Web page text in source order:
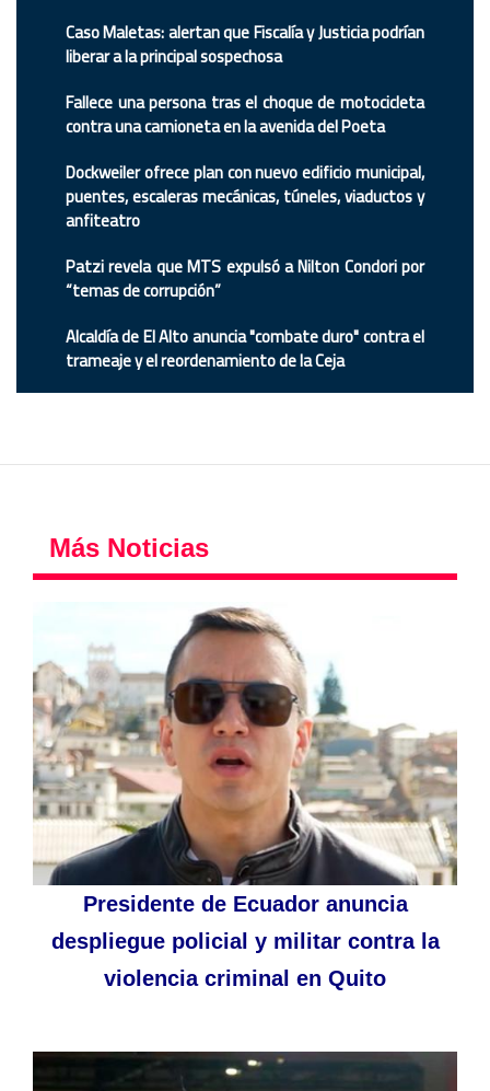
Caso Maletas: alertan que Fiscalía y Justicia podrían
liberar a la principal sospechosa
Fallece una persona tras el choque de motocicleta
contra una camioneta en la avenida del Poeta
Dockweiler ofrece plan con nuevo edificio municipal,
puentes, escaleras mecánicas, túneles, viaductos y
anfiteatro
Patzi revela que MTS expulsó a Nilton Condori por
“temas de corrupción”
Alcaldía de El Alto anuncia "combate duro" contra el
trameaje y el reordenamiento de la Ceja
Más Noticias
Presidente de Ecuador anuncia
despliegue policial y militar contra la
violencia criminal en Quito